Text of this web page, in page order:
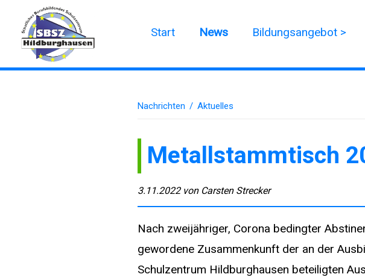
Start News Bildungsangebot >
Nachrichten / Aktuelles
Metallstammtisch
3.11.2022 von Carsten Strecker
Nach zweijähriger, Corona bedingter
gewordene Zusammenkunft der an der
Schulzentrum Hildburghausen beteiligten